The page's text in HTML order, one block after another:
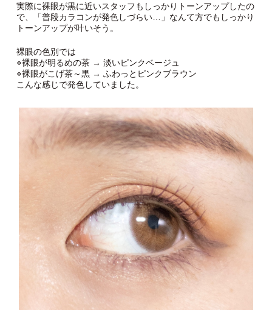
実際に裸眼が黒に近いスタッフもしっかりトーンアップしたの
で、「普段カラコンが発色しづらい…」なんて方でもしっかり
トーンアップが叶いそう。
裸眼の色別では
⋄裸眼が明るめの茶 → 淡いピンクベージュ
⋄裸眼がこげ茶～黒 → ふわっとピンクブラウン
こんな感じで発色していました。